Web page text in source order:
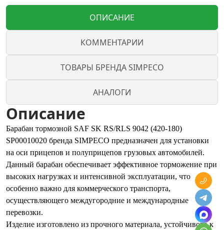
ОПИСАНИЕ
КОММЕНТАРИИ
ТОВАРЫ БРЕНДА SIMPECO
АНАЛОГИ
Описание
Барабан тормозной SAF SK RS/RLS 9042 (420-180)
SP00010020 бренда SIMPECO предназначен для установки
на оси прицепов и полуприцепов грузовых автомобилей.
Данный барабан обеспечивает эффективное торможение при
высоких нагрузках и интенсивной эксплуатации, что
особенно важно для коммерческого транспорта,
осуществляющего междугородние и международные
перевозки.
Изделие изготовлено из прочного материала, устойчивого к